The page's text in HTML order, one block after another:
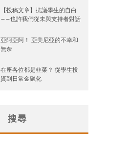
【投稿文章】抗議學生的自白
——也許我們從未與支持者對話
亞阿亞阿！ 亞美尼亞的不幸和
無奈
在座各位都是韭菜？ 從學生投
資到日常金融化
搜尋